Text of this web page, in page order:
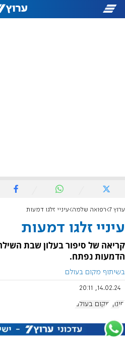
ערוץ 7 רפואה שלמה עיניי זלגו דמעות
עיניי זלגו דמעות
קריאה של סיפור בעלון שבת
הדמעות נפתח.
בשיתוף מקום בעולם
14.02.24, 20:11
חינוך מקום בעולם